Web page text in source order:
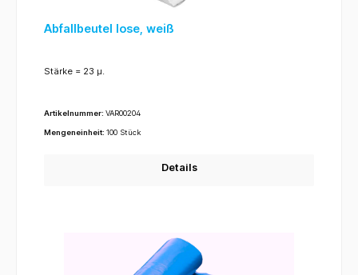
Abfallbeutel lose, weiß
Stärke = 23 µ.
Artikelnummer: VAR00204
Mengeneinheit: 100 Stück
Details